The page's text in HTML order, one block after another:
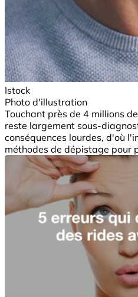
Istock
Photo d'illustration
Touchant près de 4 millions
reste largement sous-
conséquences lourdes, d'où
méthodes de dépistage pour